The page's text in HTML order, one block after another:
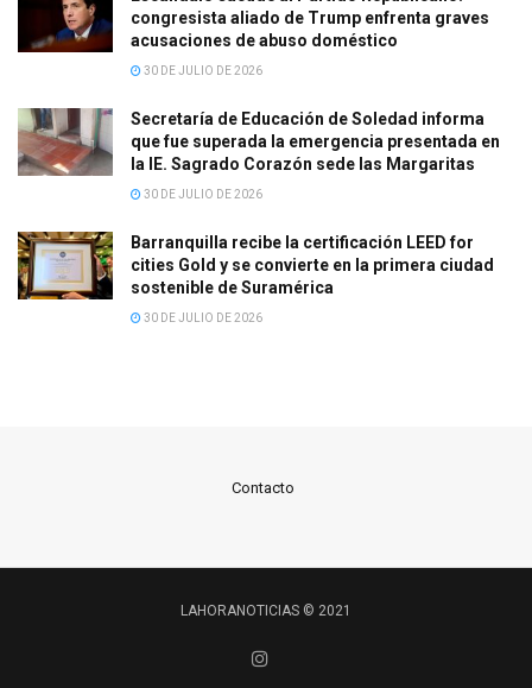
congresista aliado de Trump enfrenta graves
acusaciones de abuso doméstico
30 DE JULIO DE 2026
Secretaría de Educación de Soledad informa
que fue superada la emergencia presentada en
la IE. Sagrado Corazón sede las Margaritas
30 DE JULIO DE 2026
Barranquilla recibe la certificación LEED for
cities Gold y se convierte en la primera ciudad
sostenible de Suramérica
30 DE JULIO DE 2026
Contacto
LAHORANOTICIAS © 2021